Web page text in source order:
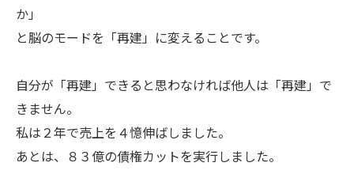
か」
と脳のモードを「再建」に変えることです。
自分が「再建」できると思わなければ他人は「再建」で
きません。
私は２年で売上を４憶伸ばしました。
あとは、８３億の債権カットを実行しました。